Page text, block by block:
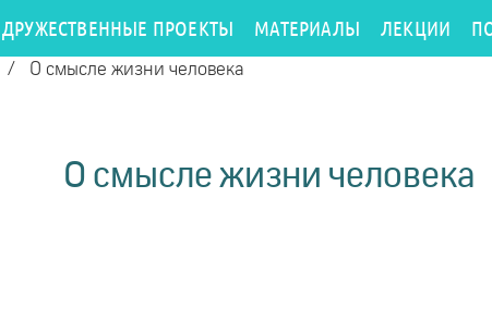
ДРУЖЕСТВЕННЫЕ ПРОЕКТЫ МАТЕРИАЛЫ ЛЕКЦИИ
/ О смысле жизни человека
О смысле жизни человека